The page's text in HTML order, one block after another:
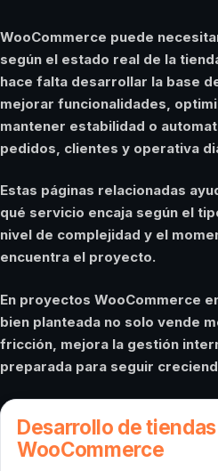
WooCommerce puede
según el estado real de la
hace falta desarrollar la base
mejorar funcionalidades,
mantener estabilidad o
pedidos, clientes y operativa
Estas páginas relacionadas
qué servicio encaja según el
nivel de complejidad y el
encuentra el proyecto.
En proyectos WooCommerce
bien planteada no solo vende
fricción, mejora la gestión
preparada para seguir
Desarrollo de
WooCommerce